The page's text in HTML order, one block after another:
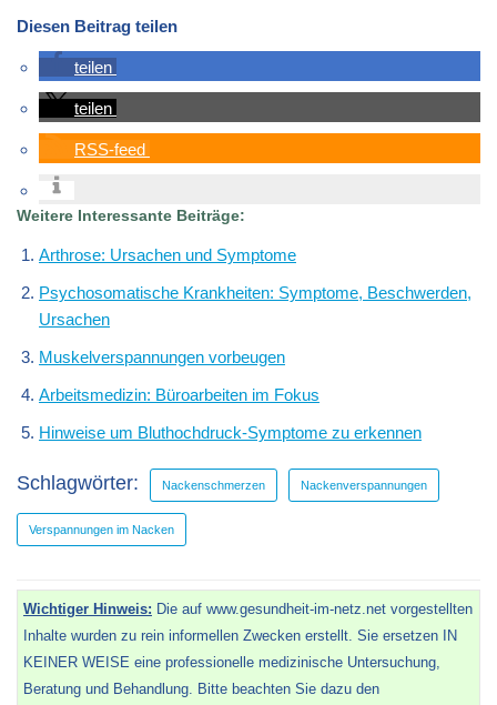
Diesen Beitrag teilen
teilen
teilen
RSS-feed
Weitere Interessante Beiträge:
Arthrose: Ursachen und Symptome
Psychosomatische Krankheiten: Symptome, Beschwerden,
Ursachen
Muskelverspannungen vorbeugen
Arbeitsmedizin: Büroarbeiten im Fokus
Hinweise um Bluthochdruck-Symptome zu erkennen
Schlagwörter: Nackenschmerzen Nackenverspannungen
Verspannungen im Nacken
Wichtiger Hinweis: Die auf www.gesundheit-im-netz.net vorgestellten
Inhalte wurden zu rein informellen Zwecken erstellt. Sie ersetzen IN
KEINER WEISE eine professionelle medizinische Untersuchung,
Beratung und Behandlung. Bitte beachten Sie dazu den